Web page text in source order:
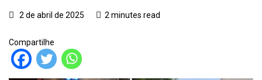
2 de abril de 2025 2 minutes read
Compartilhe